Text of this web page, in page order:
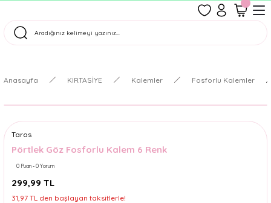
Tüm Siparişler Aynı Gün Kargoda!
Anasayfa KIRTASİYE Kalemler Fosforlu Kalemler
Taros
Pörtlek Göz Fosforlu Kalem 6 Renk
0 Puan - 0 Yorum
299,99 TL
31,97 TL den başlayan taksitlerle!